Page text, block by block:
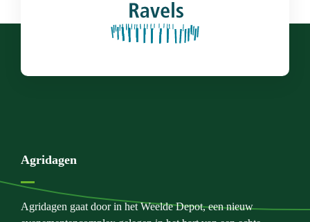
Agridagen
Agridagen gaat door in het Weelde Depot, een nieuw